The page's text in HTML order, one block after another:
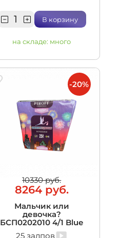
В корзину
на складе: много
10330 руб.
8264 руб.
Мальчик или
девочка?
БСП0202010 4/1 Blue
25 залпов
-20%